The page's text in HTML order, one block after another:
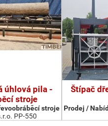
úhlová pila -
stroje
stroje
PP-550
Štípač
Prodej /